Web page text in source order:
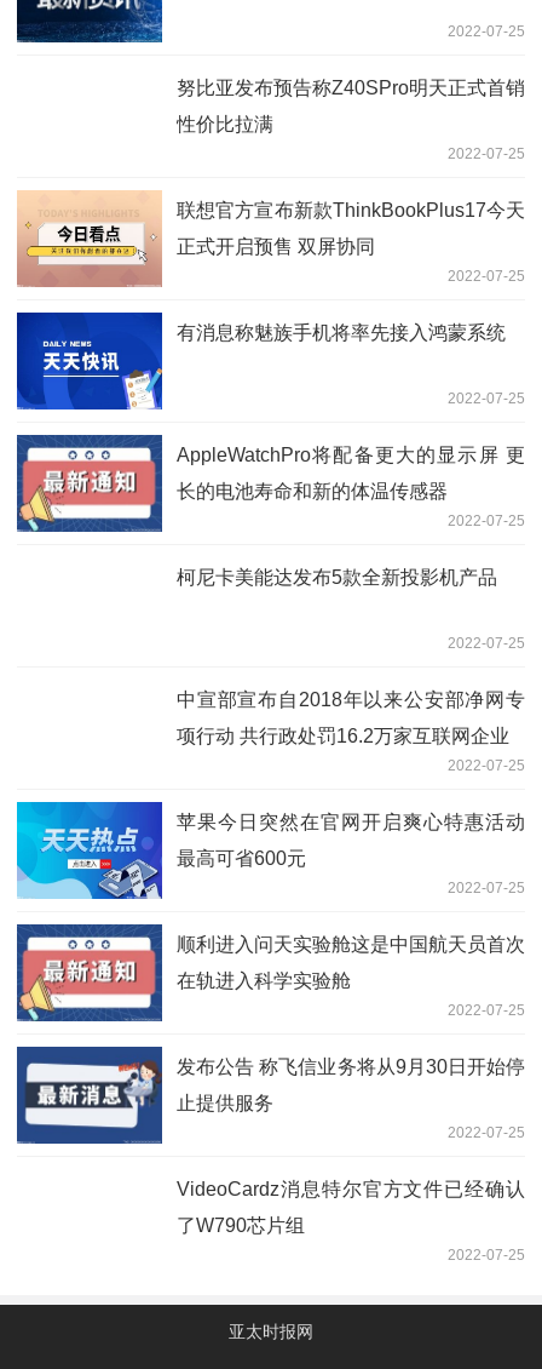
2022-07-25
努比亚发布预告称Z40SPro明天正式首销
性价比拉满
2022-07-25
联想官方宣布新款ThinkBookPlus17今天
正式开启预售 双屏协同
2022-07-25
有消息称魅族手机将率先接入鸿蒙系统
2022-07-25
AppleWatchPro将配备更大的显示屏 更
长的电池寿命和新的体温传感器
2022-07-25
柯尼卡美能达发布5款全新投影机产品
2022-07-25
中宣部宣布自2018年以来公安部净网专
项行动 共行政处罚16.2万家互联网企业
2022-07-25
苹果今日突然在官网开启爽心特惠活动
最高可省600元
2022-07-25
顺利进入问天实验舱这是中国航天员首次
在轨进入科学实验舱
2022-07-25
发布公告 称飞信业务将从9月30日开始停
止提供服务
2022-07-25
VideoCardz消息特尔官方文件已经确认
了W790芯片组
2022-07-25
亚太时报网